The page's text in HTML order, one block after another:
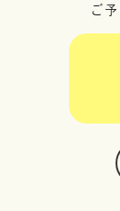
ご